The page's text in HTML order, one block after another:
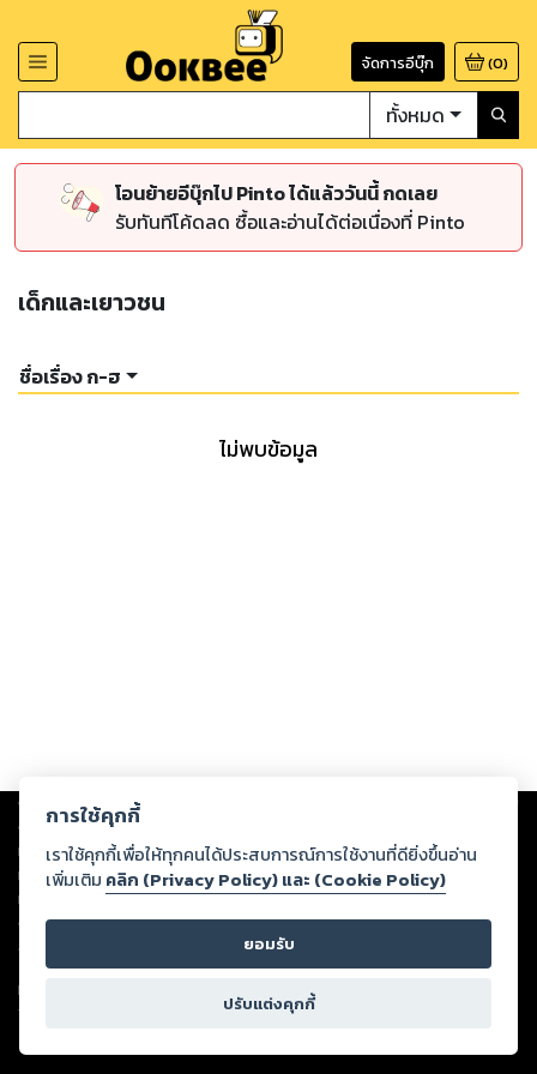
จัดการอีบุ๊ก (0)
ทั้งหมด
โอนย้ายอีบุ๊กไป Pinto ได้แล้ววันนี้ กดเลย
รับทันทีโค้ดลด ซื้อและอ่านได้ต่อเนื่องที่ Pinto
เด็กและเยาวชน
ชื่อเรื่อง ก-ฮ
ไม่พบข้อมูล
Copyright © 2026
ต่อผลงานหรือเนื้อหาใดที่อัปโหลดผ่านเว็บไซต์และปรากฏว่าละเมิดสิทธิใน
ทรัพย์สินทางปัญญาของบุคคลอื่นหรือขัดต่อกฎหมายและศีลธรรม ดังนั้น ผู้อ่าน
ทุกท่านโปรดใช้วิจารณญาณในการกลั่นกรองด้วยตนเอง และหากท่านพบว่าส่วน
หนึ่งส่วนใดขัดต่อกฎหมายและศีลธรรม กรุณาแจ้งมายังบริษัท เพื่อทีมงานจะได้
ดำเนินการในทันที ทั้งนี้ ทางสตอรี่ล็อกขอสงวนลิขสิทธิ์ตามพระราชบัญญัติ
ลิขสิทธิ์ พ.ศ. 2537 (ฉบับล่าสุด)
For support: member@ookbee.com
Version
การใช้คุกกี้
เราใช้คุกกี้เพื่อให้ทุกคนได้ประสบการณ์การใช้งานที่ดียิ่งขึ้นอ่าน
เพิ่มเติม คลิก (Privacy Policy) และ (Cookie Policy)
ยอมรับ
ปรับแต่งคุกกี้